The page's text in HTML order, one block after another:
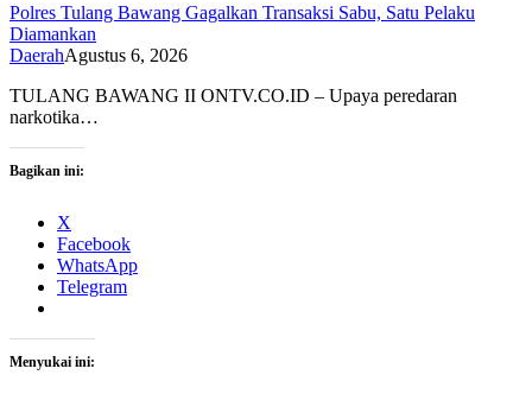
Polres Tulang Bawang Gagalkan Transaksi Sabu, Satu Pelaku
Diamankan
DaerahAgustus 6, 2026
TULANG BAWANG II ONTV.CO.ID – Upaya peredaran
narkotika…
Bagikan ini:
X
Facebook
WhatsApp
Telegram
Menyukai ini: